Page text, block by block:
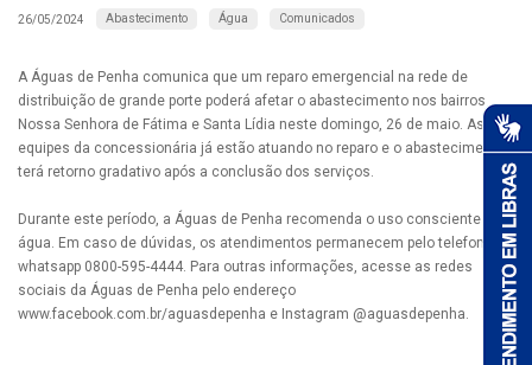
26/05/2024 Abastecimento Água Comunicados
A Águas de Penha comunica que um reparo emergencial na rede de
distribuição de grande porte poderá afetar o abastecimento nos bairros
Nossa Senhora de Fátima e Santa Lídia neste domingo, 26 de maio. As
equipes da concessionária já estão atuando no reparo e o abastecimento
terá retorno gradativo após a conclusão dos serviços.
Durante este período, a Águas de Penha recomenda o uso consciente da
água. Em caso de dúvidas, os atendimentos permanecem pelo telefone e
whatsapp 0800-595-4444. Para outras informações, acesse as redes
sociais da Águas de Penha pelo endereço
www.facebook.com.br/aguasdepenha e Instagram @aguasdepenha.